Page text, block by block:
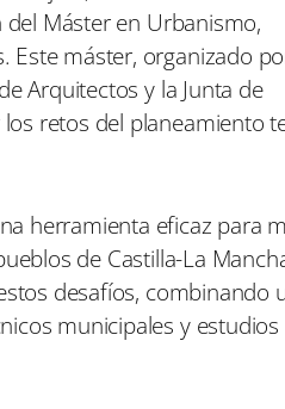
r
t
i
r
e
n
t
i
r
e
n
Máster en Urbanismo,
Este máster, organizado
Arquitectos y la Junta de
retos del planeamiento
herramienta eficaz para
de Castilla-La
desafíos, combinando
municipales y estudios